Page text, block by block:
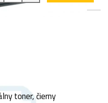
toner, čierny